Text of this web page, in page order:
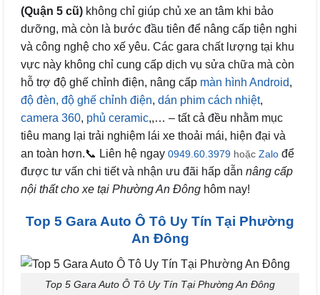
(Quận 5 cũ) không chỉ giúp chủ xe an tâm khi bảo
dưỡng, mà còn là bước đầu tiên để nâng cấp tiện nghi
và công nghệ cho xế yêu. Các gara chất lượng tại khu
vực này không chỉ cung cấp dịch vụ sửa chữa mà còn
hỗ trợ độ ghế chỉnh điện, nâng cấp màn hình Android,
độ đèn, độ ghế chỉnh điện, dán phim cách nhiệt,
camera 360, phủ ceramic,,… – tất cả đều nhằm mục
tiêu mang lại trải nghiệm lái xe thoải mái, hiện đại và
an toàn hơn.📞 Liên hệ ngay 0949.60.3979 hoặc Zalo để
được tư vấn chi tiết và nhận ưu đãi hấp dẫn nâng cấp
nội thất cho xe tại Phường An Đông hôm nay!
Top 5 Gara Auto Ô Tô Uy Tín Tại Phường
An Đông
Top 5 Gara Auto Ô Tô Uy Tín Tại Phường An Đông